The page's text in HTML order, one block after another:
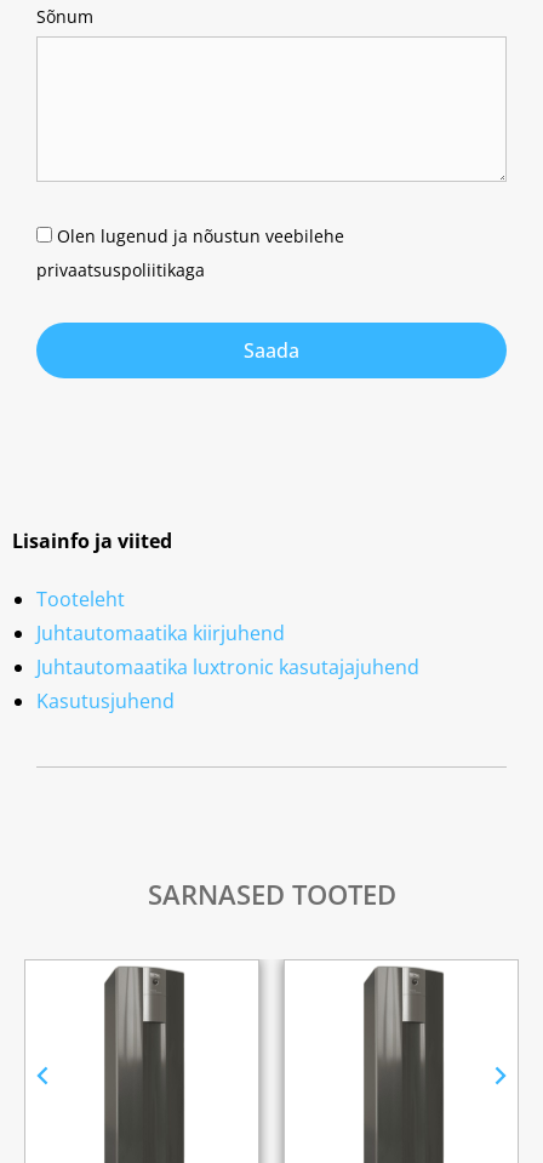
Sõnum
Olen lugenud ja nõustun veebilehe
privaatsuspoliitikaga
Saada
Lisainfo ja viited
Tooteleht
Juhtautomaatika kiirjuhend
Juhtautomaatika luxtronic kasutajajuhend
Kasutusjuhend
SARNASED TOOTED